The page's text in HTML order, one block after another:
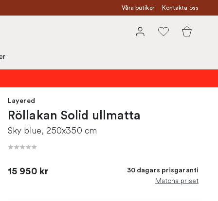
Våra butiker Kontakta oss
Layered
Röllakan Solid ullmatta
Sky blue, 250x350 cm
15 950 kr 30 dagars prisgaranti
Matcha priset